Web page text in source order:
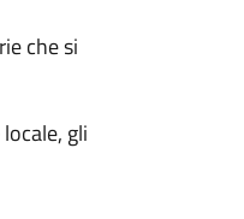
che si
gli